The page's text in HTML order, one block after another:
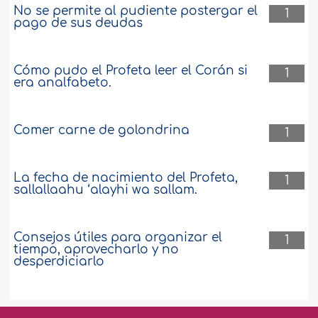
1
No se permite al pudiente postergar el
pago de sus deudas
1
Cómo pudo el Profeta leer el Corán si
era analfabeto.
1
Comer carne de golondrina
1
La fecha de nacimiento del Profeta,
sallallaahu ‘alayhi wa sallam.
1
Consejos útiles para organizar el
tiempo, aprovecharlo y no
desperdiciarlo